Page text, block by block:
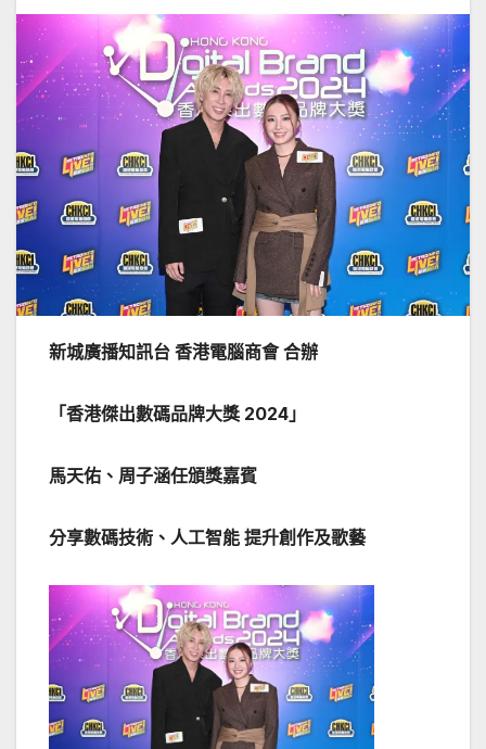
新城廣播知訊台 香港電腦商會 合辦
「香港傑出數碼品牌大獎 2024」
馬天佑、周子涵任頒獎嘉賓
分享數碼技術、人工智能 提升創作及歌藝